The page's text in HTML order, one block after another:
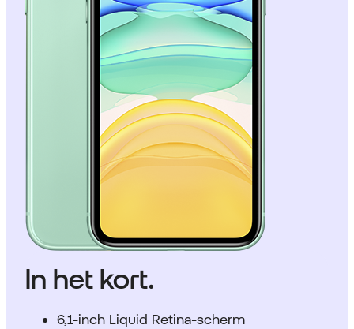
In het kort.
6,1-inch Liquid Retina-scherm